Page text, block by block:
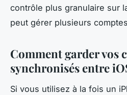
contrôle plus granulaire sur
peut gérer plusieurs
Comment garder vos
synchronisés entre
Si vous utilisez à la fois un